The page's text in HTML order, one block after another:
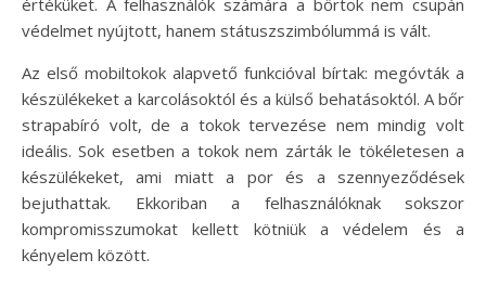
értéküket. A felhasználók számára a bőrtok nem csupán
védelmet nyújtott, hanem státuszszimbólummá is vált.
Az első mobiltokok alapvető funkcióval bírtak: megóvták a
készülékeket a karcolásoktól és a külső behatásoktól. A bőr
strapabíró volt, de a tokok tervezése nem mindig volt
ideális. Sok esetben a tokok nem zárták le tökéletesen a
készülékeket, ami miatt a por és a szennyeződések
bejuthattak. Ekkoriban a felhasználóknak sokszor
kompromisszumokat kellett kötniük a védelem és a
kényelem között.